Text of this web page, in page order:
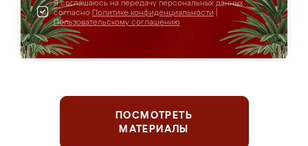
Я соглашаюсь на передачу персональных данных
согласно Политике конфиденциальности
Пользовательскому соглашению
ПОСМОТРЕТЬ
МАТЕРИАЛЫ